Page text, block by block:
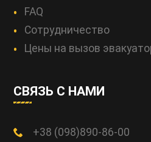
FAQ
Сотрудничество
Цены на вызов
СВЯЗЬ С НАМИ
+38 (098)890-86-00